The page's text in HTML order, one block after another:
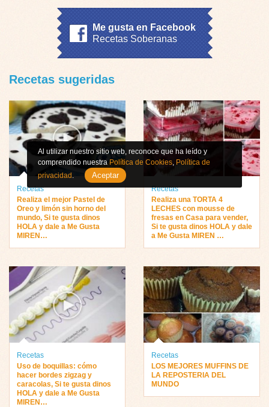
Me gusta en Facebook
Recetas Soberanas
Recetas sugeridas
Recetas
Realiza el mejor Pastel de
Oreo y limón sin horno del
mundo, Si te gusta dinos
HOLA y dale a Me Gusta
MIREN…
Recetas
Realiza una TORTA 4
LECHES con mousse de
fresas en Casa para vender,
Si te gusta dinos HOLA y dale
a Me Gusta MIREN …
Recetas
Uso de boquillas: cómo
hacer bordes zigzag y
caracolas, Si te gusta dinos
HOLA y dale a Me Gusta
MIREN…
Recetas
LOS MEJORES MUFFINS DE
LA REPOSTERIA DEL
MUNDO
Al utilizar nuestro sitio web, reconoce que ha leído y
comprendido nuestraPolítica de Cookies, Política de
privacidad . Aceptar